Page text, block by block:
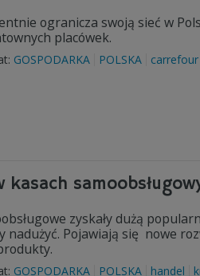
ogranicza swoją sieć w
placówek.
GOSPODARKA POLSKA carrefour
zyskały dużą
nadużyć. Pojawiają się nowe
GOSPODARKA POLSKA handel